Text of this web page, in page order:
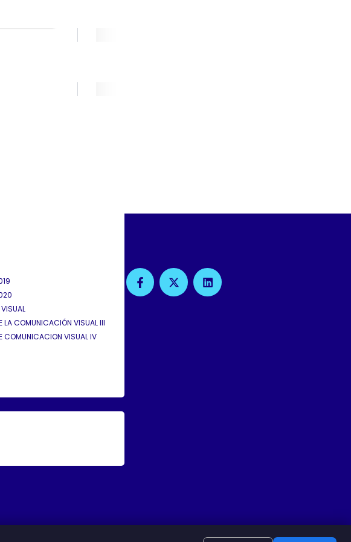
LA COMUNICACIÓN VISUAL III
COMUNICACION VISUAL IV
F
A
C
X
-
T
L
I
N